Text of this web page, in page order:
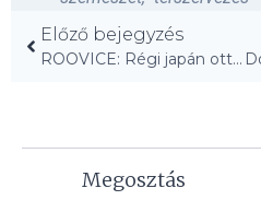
Előző bejegyzés
ROOVICE: Régi japán otthon újraélesztve fából készült belsőkkel
Megosztás